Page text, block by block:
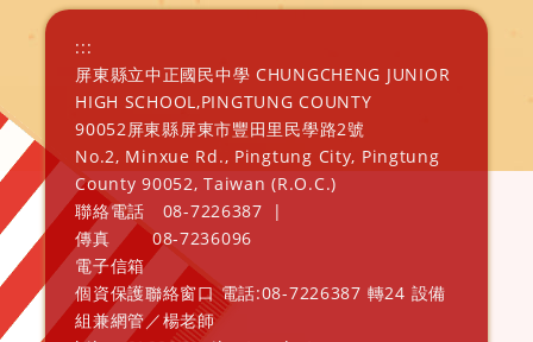
:::
屏東縣立中正國民中學 CHUNGCHENG JUNIOR
HIGH SCHOOL,PINGTUNG COUNTY
90052屏東縣屏東市豐田里民學路2號
No.2, Minxue Rd., Pingtung City, Pingtung
County 90052, Taiwan (R.O.C.)
聯絡電話
08-7226387
|
傳真
08-7236096
電子信箱
個資保護聯絡窗口 電話:08-7226387 轉24 設備
組兼網管／楊老師